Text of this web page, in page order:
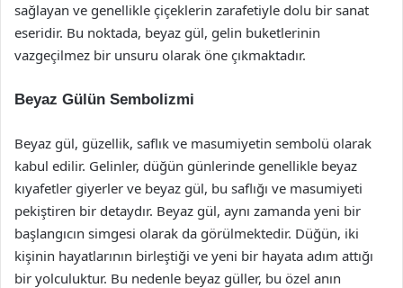
sağlayan ve genellikle çiçeklerin zarafetiyle dolu bir sanat
eseridir. Bu noktada, beyaz gül, gelin buketlerinin
vazgeçilmez bir unsuru olarak öne çıkmaktadır.
Beyaz Gülün Sembolizmi
Beyaz gül, güzellik, saflık ve masumiyetin sembolü olarak
kabul edilir. Gelinler, düğün günlerinde genellikle beyaz
kıyafetler giyerler ve beyaz gül, bu saflığı ve masumiyeti
pekiştiren bir detaydır. Beyaz gül, aynı zamanda yeni bir
başlangıcın simgesi olarak da görülmektedir. Düğün, iki
kişinin hayatlarının birleştiği ve yeni bir hayata adım attığı
bir yolculuktur. Bu nedenle beyaz güller, bu özel anın